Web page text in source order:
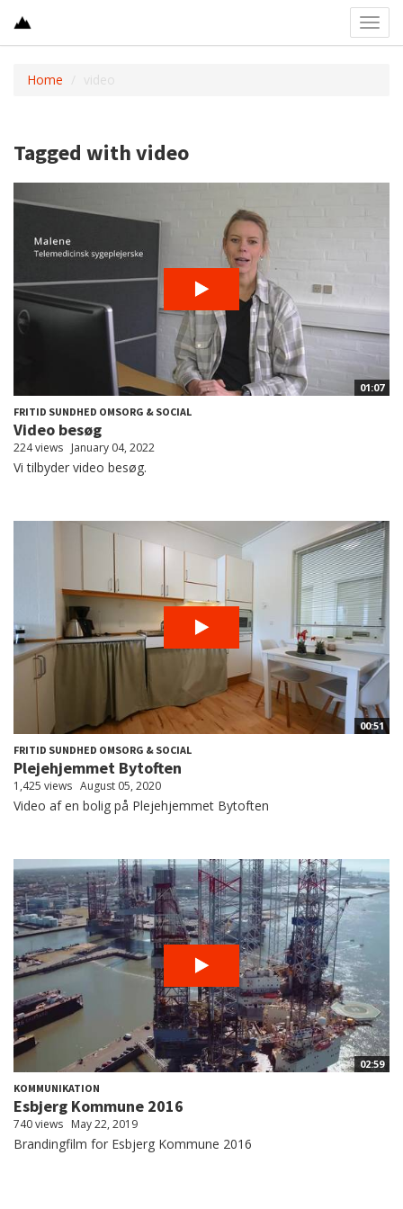
Home video
Tagged with video
01:07
FRITID SUNDHED OMSORG & SOCIAL
Video besøg
224 views January 04, 2022
Vi tilbyder video besøg.
00:51
FRITID SUNDHED OMSORG & SOCIAL
Plejehjemmet Bytoften
1,425 views August 05, 2020
Video af en bolig på Plejehjemmet Bytoften
02:59
KOMMUNIKATION
Esbjerg Kommune 2016
740 views May 22, 2019
Brandingfilm for Esbjerg Kommune 2016